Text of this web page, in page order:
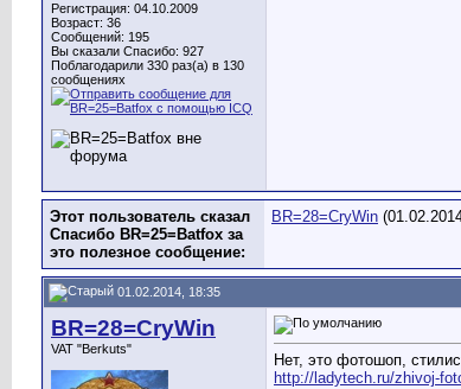
Регистрация: 04.10.2009
Возраст: 36
Сообщений: 195
Вы сказали Спасибо: 927
Поблагодарили 330 раз(а) в 130
сообщениях
Этот пользователь сказал
Спасибо BR=25=Batfox за
это полезное сообщение:
BR=28=CryWin
01.02.2014, 18:35
BR=28=CryWin
VAT "Berkuts"
Нет, это фотошоп,
http://ladytech.ru/zhivoj-